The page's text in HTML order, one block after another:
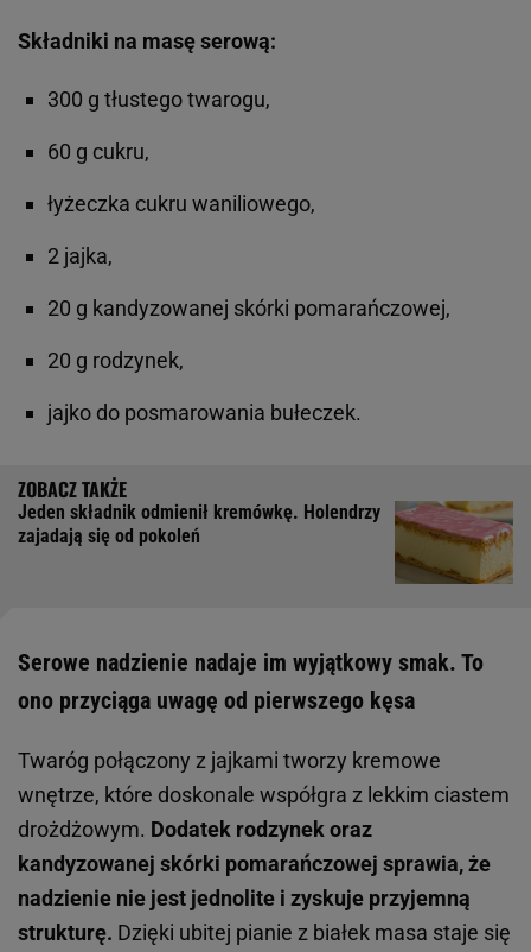
Składniki na masę serową:
300 g tłustego twarogu,
60 g cukru,
łyżeczka cukru waniliowego,
2 jajka,
20 g kandyzowanej skórki pomarańczowej,
20 g rodzynek,
jajko do posmarowania bułeczek.
Jeden składnik odmienił kremówkę. Holendrzy
zajadają się od pokoleń
Serowe nadzienie nadaje im wyjątkowy smak. To
ono przyciąga uwagę od pierwszego kęsa
Twaróg połączony z jajkami tworzy kremowe
wnętrze, które doskonale współgra z lekkim ciastem
drożdżowym. Dodatek rodzynek oraz
kandyzowanej skórki pomarańczowej sprawia, że
nadzienie nie jest jednolite i zyskuje przyjemną
strukturę. Dzięki ubitej pianie z białek masa staje się